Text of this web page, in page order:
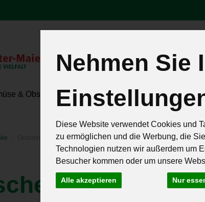
Nehmen Sie
Diese Website verwendet Cookies und
zu ermöglichen und die Werbung, die
Technologien nutzen wir außerdem um
Besucher kommen oder um unsere
Alle akzeptieren Nur
& Obst Hofeigene Spezialitäten Brot & Eier
5 von 257